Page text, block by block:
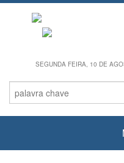
SEGUNDA FEIRA, 10 DE